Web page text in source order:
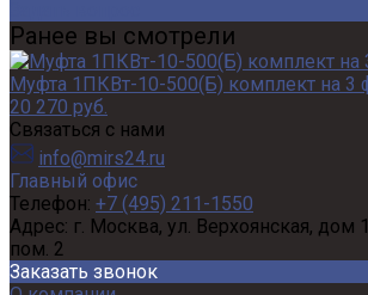
Ранее вы смотрели
Муфта 1ПКВт-10-500(Б) комплект на 3
20 270 руб.
Связаться с нами
info@mirs24.ru
Главный офис
Телефон: +7 (495) 211-1550
Адрес: г. Москва, ул. Верхоянская, дом
пом. 2
Заказать звонок